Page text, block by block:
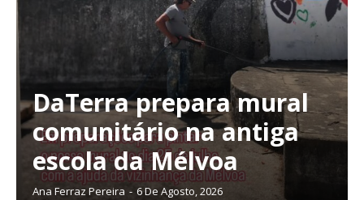
Planos de Assinatura
DaTerra prepara mural
comunitário na antiga
escola da Mélvoa
Ana Ferraz Pereira - 6 De Agosto, 2026